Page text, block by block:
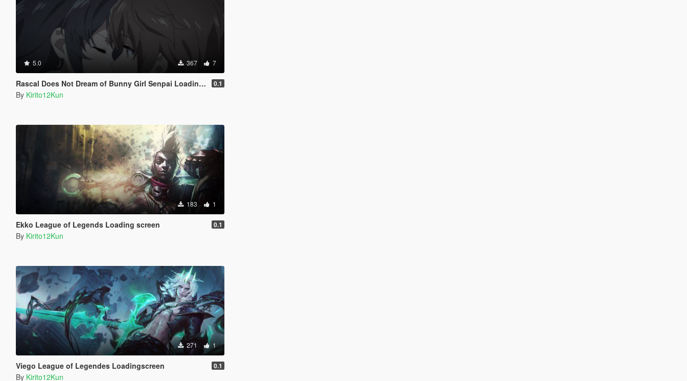
5.0 367 7
Rascal Does Not Dream of Bunny Girl Senpai Loadingscreen 0.1
By Kirito12Kun
183 1
Ekko League of Legends Loading screen 0.1
By Kirito12Kun
271 1
Viego League of Legendes Loadingscreen 0.1
By Kirito12Kun